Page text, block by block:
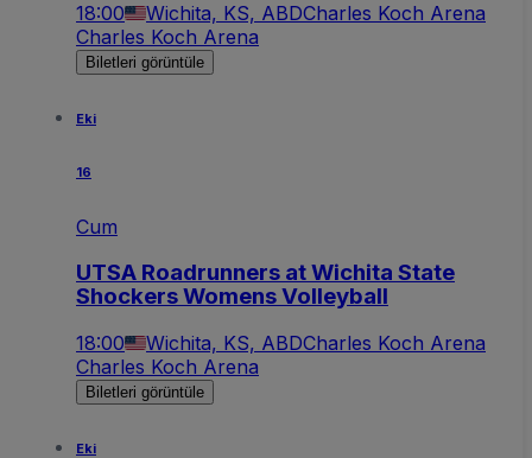
18:00 Wichita, KS, ABDCharles Koch Arena
Charles Koch Arena
Biletleri görüntüle
Eki
16
Cum
UTSA Roadrunners at Wichita State
Shockers Womens Volleyball
18:00 Wichita, KS, ABDCharles Koch Arena
Charles Koch Arena
Biletleri görüntüle
Eki